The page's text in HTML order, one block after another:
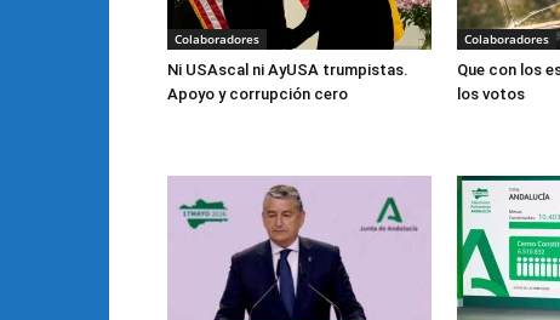
Colaboradores
Ni USAscal ni AyUSA trumpistas.
Apoyo y corrupción cero
Colaboradores
Que con los
los votos